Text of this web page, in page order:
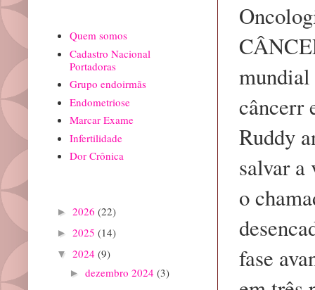
mundial
câncerr
Ruddy
salvar a
o
fase
Quem somos
Cadastro Nacional
Portadoras
Grupo endoirmãs
Endometriose
Marcar Exame
Infertilidade
Dor Crônica
► 2026 (22)
► 2025 (14)
▼ 2024 (9)
► dezembro 2024 (3)